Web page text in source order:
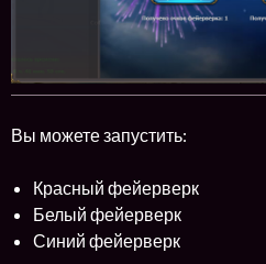
Вы можете запустить:
Красный фейерверк
Белый фейерверк
Синий фейерверк